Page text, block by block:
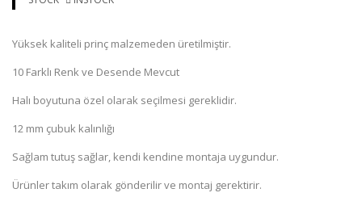
Yüksek kaliteli prinç malzemeden üretilmiştir.
10 Farklı Renk ve Desende Mevcut
Halı boyutuna özel olarak seçilmesi gereklidir.
12 mm çubuk kalınlığı
Sağlam tutuş sağlar, kendi kendine montaja uygundur.
Ürünler takım olarak gönderilir ve montaj gerektirir.